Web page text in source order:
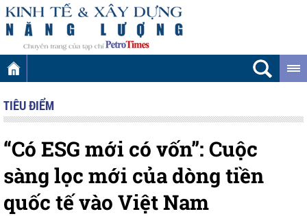
TIÊU ĐIỂM
“Có ESG mới có vốn”: Cuộc
sàng lọc mới của dòng tiền
quốc tế vào Việt Nam